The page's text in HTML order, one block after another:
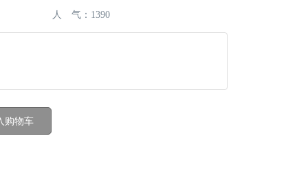
人 气： 1390
购物车